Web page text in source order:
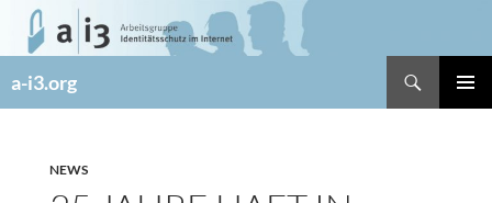
Zum
Inhalt
a-i3.org
NEWS